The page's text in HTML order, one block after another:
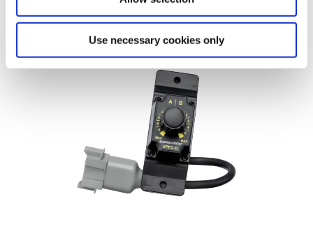
Use necessary cookies only